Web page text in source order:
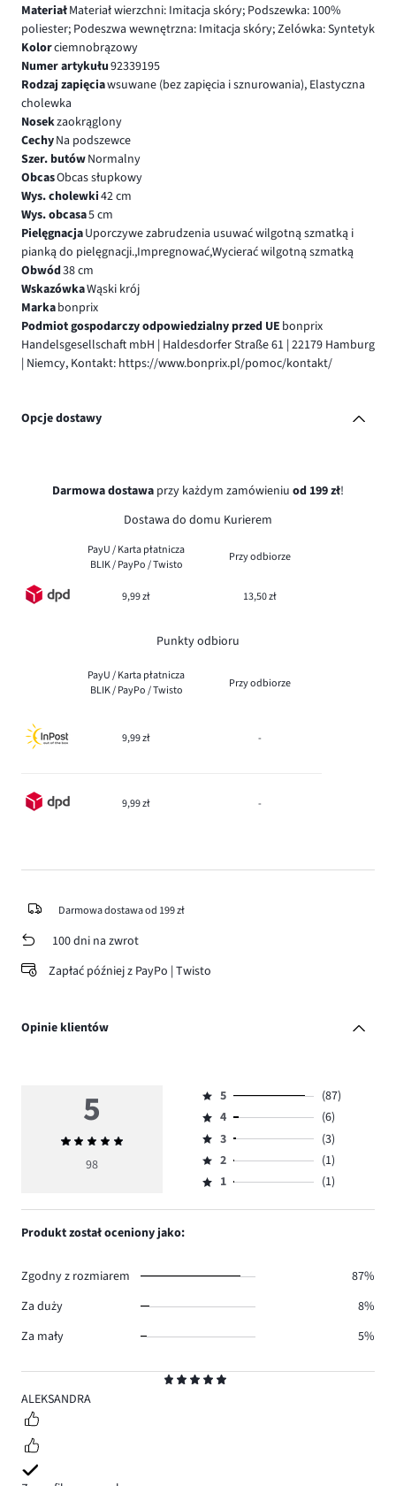
MateriałMateriał wierzchni: Imitacja skóry; Podszewka: 100%
poliester; Podeszwa wewnętrzna: Imitacja skóry; Zelówka: Syntetyk
Kolorciemnobrązowy
Numer artykułu92339195
Rodzaj zapięciawsuwane (bez zapięcia i sznurowania), Elastyczna
cholewka
Nosekzaokrąglony
CechyNa podszewce
Szer. butówNormalny
ObcasObcas słupkowy
Wys. cholewki42 cm
Wys. obcasa5 cm
PielęgnacjaUporczywe zabrudzenia usuwać wilgotną szmatką i
pianką do pielęgnacji.,Impregnować,Wycierać wilgotną szmatką
Obwód38 cm
WskazówkaWąski krój
Markabonprix
Podmiot gospodarczy odpowiedzialny przed UE bonprix
Handelsgesellschaft mbH | Haldesdorfer Straße 61 | 22179 Hamburg
| Niemcy, Kontakt: https://www.bonprix.pl/pomoc/kontakt/
Opcje dostawy
Darmowa dostawa przy każdym zamówieniu od 199 zł!
Dostawa do domu Kurierem
PayU / Karta płatnicza
BLIK / PayPo / Twisto
Przy odbiorze
9,99 zł 13,50 zł
Punkty odbioru
PayU / Karta płatnicza
BLIK / PayPo / Twisto
Przy odbiorze
9,99 zł -
9,99 zł -
Darmowa dostawa od 199 zł
100 dni na zwrot
Zapłać później z PayPo | Twisto
Opinie klientów
5
ALEKSANDRA
5
Średnia
ocena
98
Ocena
5,
ilość
głosów
87.
5
(87)
Ocena
4,
ilość
głosów
4
(6)
Ocena
3,
ilość
3
(3)
Ocena
2,
2
(1)
Ocena
1,
1 (1)
Produkt został oceniony jako:
Zgodny z rozmiarem
87%
Za duży
8%
Za mały
5%